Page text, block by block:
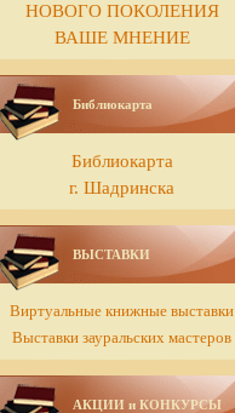
НОВОГО ПОКОЛЕНИЯ
ВАШЕ МНЕНИЕ
Библиокарта
Библиокарта
г. Шадринска
ВЫСТАВКИ
Виртуальные книжные выставки
Выставки зауральских мастеров
АКЦИИ и КОНКУРСЫ